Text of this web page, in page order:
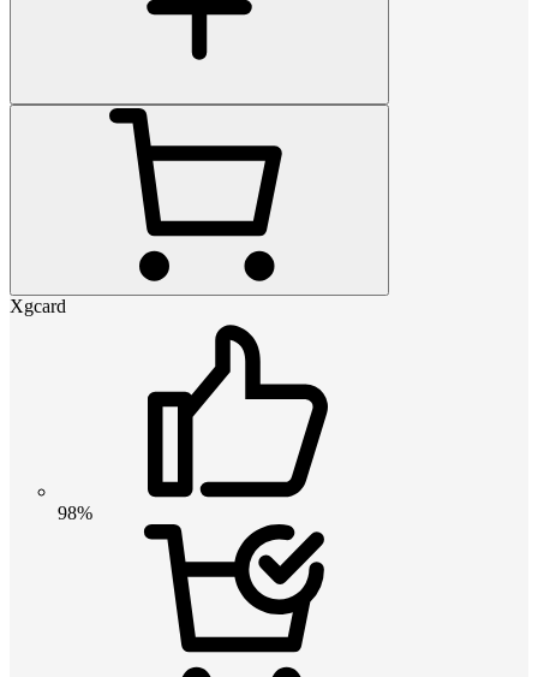
Xgcard
98%